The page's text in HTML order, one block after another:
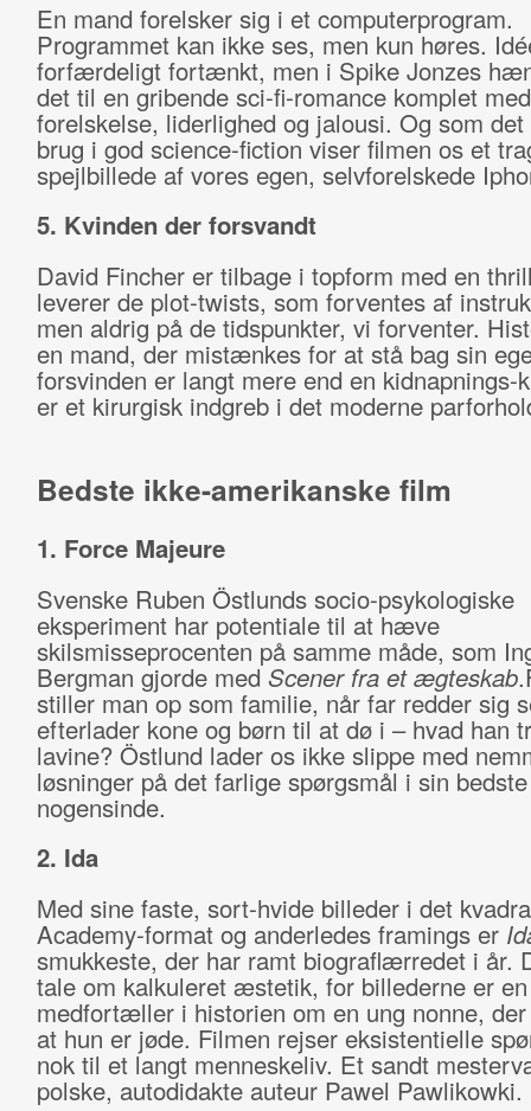
En mand forelsker sig i et computerprogram.
Programmet kan ikke ses, men kun høres.
forfærdeligt fortænkt, men i Spike Jonzes
det til en gribende sci-fi-romance komplet
forelskelse, liderlighed og jalousi. Og som
brug i god science-fiction viser filmen os et
spejlbillede af vores egen, selvforelskede
5. Kvinden der forsvandt
David Fincher er tilbage i topform med en
leverer de plot-twists, som forventes af
men aldrig på de tidspunkter, vi forventer.
en mand, der mistænkes for at stå bag sin
forsvinden er langt mere end en kidnapnings-
er et kirurgisk indgreb i det moderne
Bedste ikke-amerikanske film
1. Force Majeure
Svenske Ruben Östlunds socio-psykologiske
eksperiment har potentiale til at hæve
skilsmisseprocenten på samme måde, som
Bergman gjorde medScener fra et ægteskab
stiller man op som familie, når far redder sig
efterlader kone og børn til at dø i – hvad han
lavine? Östlund lader os ikke slippe med
løsninger på det farlige spørgsmål i sin
nogensinde.
2. Ida
Med sine faste, sort-hvide billeder i det
Academy-format og anderledes framings er
smukkeste, der har ramt biograflærredet i år.
tale om kalkuleret æstetik, for billederne er
medfortæller i historien om en ung nonne, der
at hun er jøde. Filmen rejser eksistentielle
nok til et langt menneskeliv. Et sandt
polske, autodidakte auteur Pawel Pawlikowki.